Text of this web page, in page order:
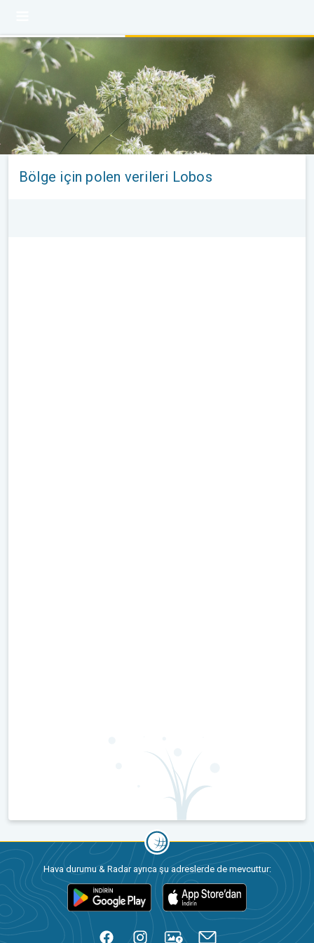
Bölge için polen verileri Lobos
Hava durumu & Radar ayrıca şu adreslerde de mevcuttur: